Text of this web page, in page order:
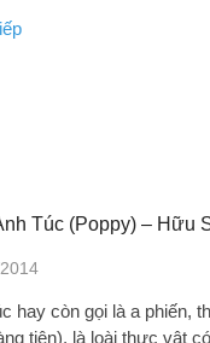
Túc (poppy) – Hữu
hay còn gọi là a phiến,
tiên), là loài thực vật